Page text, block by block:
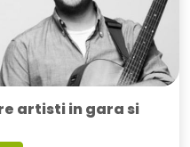
artisti in gara si